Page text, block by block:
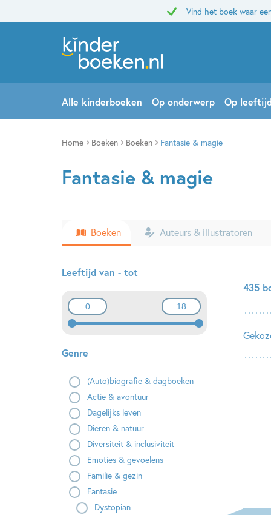
Vind het boek waar
Alle kinderboeken Op onderwerp Op
Home Boeken Boeken Fantasie & magie
Fantasie & magie
Boeken Auteurs & illustratoren
Leeftijd van - tot
Genre
(Auto)biografie & dagboeken
Actie & avontuur
Dagelijks leven
Dieren & natuur
Diversiteit & inclusiviteit
Emoties & gevoelens
Familie & gezin
Fantasie
Dystopian
435